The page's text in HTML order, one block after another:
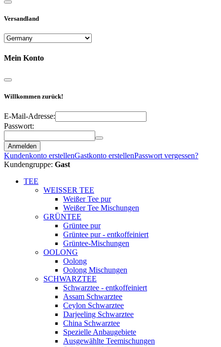
Versandland
Mein Konto
Willkommen zurück!
E-Mail-Adresse:
Passwort:
Anmelden
Kundenkonto erstellenGastkonto erstellenPasswort vergessen?
Kundengruppe: Gast
TEE
WEISSER TEE
Weißer Tee pur
Weißer Tee Mischungen
GRÜNTEE
Grüntee pur
Grüntee pur - entkoffeiniert
Grüntee-Mischungen
OOLONG
Oolong
Oolong Mischungen
SCHWARZTEE
Schwarztee - entkoffeiniert
Assam Schwarztee
Ceylon Schwarztee
Darjeeling Schwarztee
China Schwarztee
Spezielle Anbaugebiete
Ausgewählte Teemischungen